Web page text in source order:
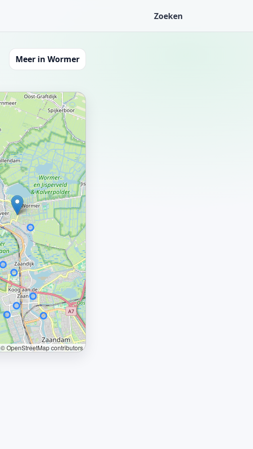
Zoeken
Meer in Wormer
© OpenStreetMap contributors